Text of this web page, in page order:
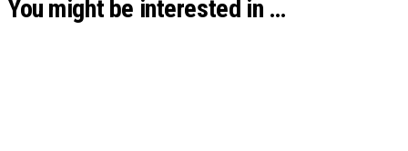
You might be interested in …